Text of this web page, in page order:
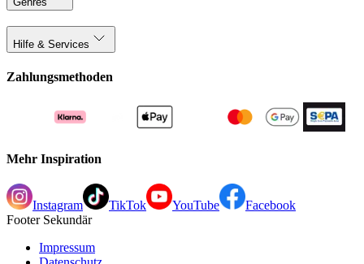
Hilfe & Services
Zahlungsmethoden
Mehr Inspiration
Instagram TikTok YouTube
Facebook
Footer Sekundär
Impressum